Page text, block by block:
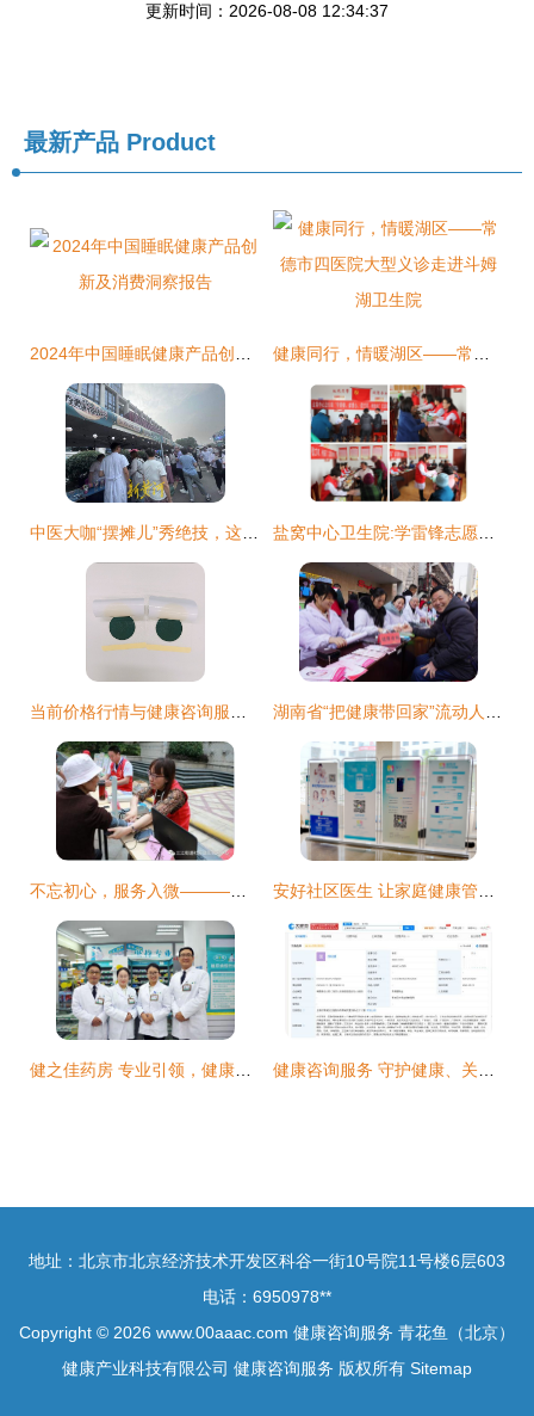
更新时间：2026-08-08 12:34:37
最新产品 Product
地址：北京市北京经济技术开发区科谷一街10号院11号楼6层603
电话：6950978**
Copyright © 2026 www.00aaac.com 健康咨询服务 青花鱼（北京）
健康产业科技有限公司 健康咨询服务 版权所有 Sitemap